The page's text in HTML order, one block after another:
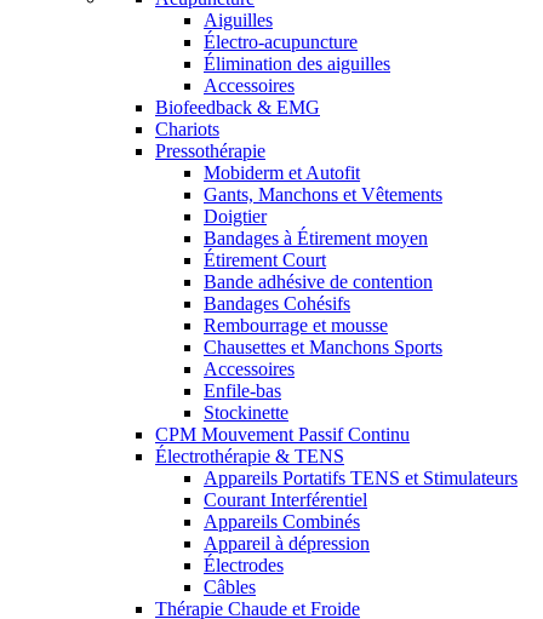
Aiguilles
Électro-acupuncture
Élimination des aiguilles
Accessoires
Biofeedback & EMG
Chariots
Pressothérapie
Mobiderm et Autofit
Gants, Manchons et Vêtements
Doigtier
Bandages à Étirement moyen
Étirement Court
Bande adhésive de contention
Bandages Cohésifs
Rembourrage et mousse
Chausettes et Manchons Sports
Accessoires
Enfile-bas
Stockinette
CPM Mouvement Passif Continu
Électrothérapie & TENS
Appareils Portatifs TENS et Stimulateurs
Courant Interférentiel
Appareils Combinés
Appareil à dépression
Électrodes
Câbles
Thérapie Chaude et Froide